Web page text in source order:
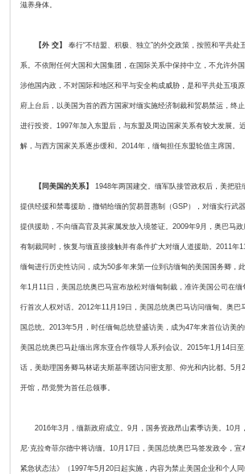
滋养身体。
【外 交】 奉行“不结盟、积极、独立”的外交政策，按照和平共处
系。不依附任何大国和大国集团，在国际关系中保持中立，不允许外
涉他国内政，不对国际和地区和平与安全构成威胁，是和平共处五项
府上台后，以美国为首的西方国家对缅实施经济制裁和贸易禁运，终
进行投资。1997年加入东盟后，与东盟及周边国家关系有较大发展。
解，与西方国家关系逐步缓和。2014年，缅甸担任东盟轮值主席国。
【同美国的关系】 1948年两国建交。缅军队接管政权后，美把驻
提供经援和禁毒援助，撤销给缅的贸易普惠制（GSP），对缅实行武
提供援助，不向缅高官及其家属发放入境签证。2009年9月，奥巴马
有制裁同时，恢复与缅直接接触并有条件扩大对缅人道援助。2011年
缅甸进行历史性访问，成为50多年来第一位到访缅甸的美国国务卿，
年1月11日，美国总统奥巴马宣布放松对缅甸制裁，准许美国公司在
行首次人权对话。2012年11月19日，美国总统奥巴马访问缅甸。奥巴
国总统。2013年5月，时任缅甸总统登盛访美，成为47年来首位访美
美国总统奥巴马赴缅出席东亚合作领导人系列会议。2015年1月14日
话，美助理国务卿马林诺夫斯基率团访问密支那、仰光和内比都。5
开馆，昂觉赞为首任总领事。
2016年3月，缅新政府成立。9月，国务资政昂山素季访美。10月
尼·克拉奇菲尔德中将访缅。10月17日，美国总统奥巴马签发政令，宣
紧急状态法》（1997年5月20日起实施，内容为禁止美国企业和个人同